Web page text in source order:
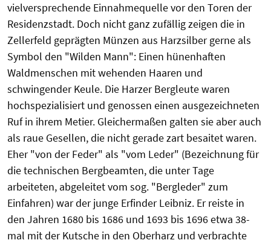
vielversprechende Einnahmequelle vor den Toren der
Residenzstadt. Doch nicht ganz zufällig zeigen die in
Zellerfeld geprägten Münzen aus Harzsilber gerne als
Symbol den "Wilden Mann": Einen hünenhaften
Waldmenschen mit wehenden Haaren und
schwingender Keule. Die Harzer Bergleute waren
hochspezialisiert und genossen einen ausgezeichneten
Ruf in ihrem Metier. Gleichermaßen galten sie aber auch
als raue Gesellen, die nicht gerade zart besaitet waren.
Eher "von der Feder" als "vom Leder" (Bezeichnung für
die technischen Bergbeamten, die unter Tage
arbeiteten, abgeleitet vom sog. "Bergleder" zum
Einfahren) war der junge Erfinder Leibniz. Er reiste in
den Jahren 1680 bis 1686 und 1693 bis 1696 etwa 38-
mal mit der Kutsche in den Oberharz und verbrachte